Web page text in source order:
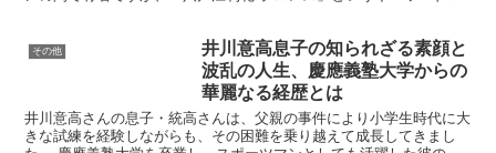
その他
井川意高息子の知られざる素顔と
波乱の人生、慶應義塾大学からの
華麗なる経歴とは
井川意高さんの息子・統高さんは、父親の事件により小学生時代に大
きな試練を経験しながらも、その困難を乗り越えて成長してきまし